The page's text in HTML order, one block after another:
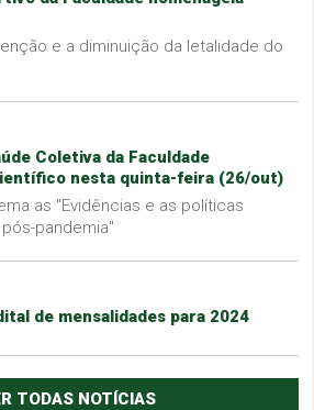
e a diminuição da letalidade do
Coletiva da Faculdade
nesta quinta-feira (26/out)
as "Evidências e as políticas
pandemia"
de mensalidades para 2024
TODAS NOTÍCIAS